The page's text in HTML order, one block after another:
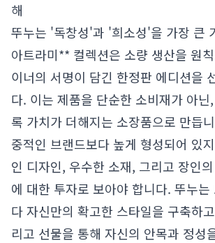
해
뚜누는 '독창성'과 '희소성'을 가장 큰
아트라미** 컬렉션은 소량 생산을 원
이너의 서명이 담긴 한정판 에디션을
다. 이는 제품을 단순한 소비재가 아닌
록 가치가 더해지는 소장품으로 만듭
중적인 브랜드보다 높게 형성되어 있
인 디자인, 우수한 소재, 그리고 장인
에 대한 투자로 보아야 합니다. 뚜누는
다 자신만의 확고한 스타일을 구축하
리고 선물을 통해 자신의 안목과 정성